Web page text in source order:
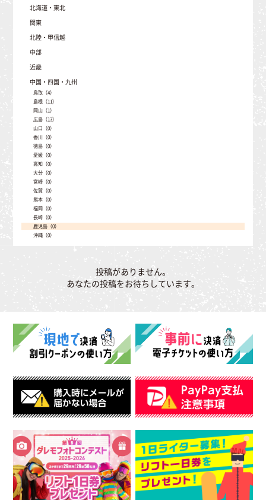
北海道・東北
北海道（41）
青森（1）
岩手（16）
山形（48）
宮城（17）
福島（102）
関東
茨城（0）
埼玉（2）
栃木（12）
千葉（0）
東京（0）
神奈川（0）
北陸・甲信越
新潟（396）
富山（14）
石川（1）
山梨（52）
長野（2081）
中部
静岡（6）
愛知（8）
岐阜（335）
近畿
三重（2）
滋賀（33）
京都（1）
大阪（1）
兵庫（70）
奈良（0）
和歌山（0）
中国・四国・九州
鳥取（4）
島根（11）
岡山（1）
広島（13）
山口（0）
香川（0）
徳島（0）
愛媛（0）
高知（0）
大分（0）
宮崎（0）
佐賀（0）
熊本（0）
福岡（0）
長崎（0）
鹿児島（0）
沖縄（0）
投稿がありません。
あなたの投稿をお待ちしています。